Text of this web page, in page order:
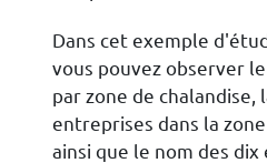
Dans cet exemple
vous pouvez observer
par zone de chalandise,
entreprises dans la
ainsi que le nom des